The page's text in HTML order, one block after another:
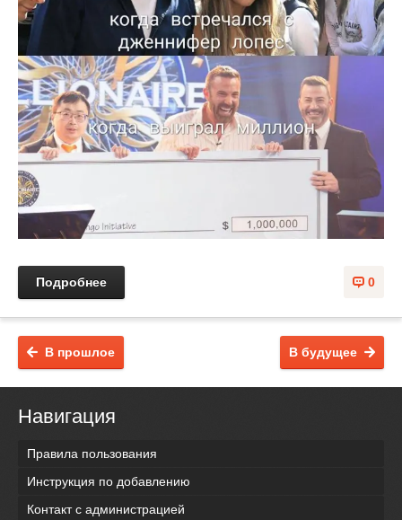
0
Подробнее
В будущее
В прошлое
Навигация
Правила пользования
Инструкция по добавлению
Контакт с администрацией